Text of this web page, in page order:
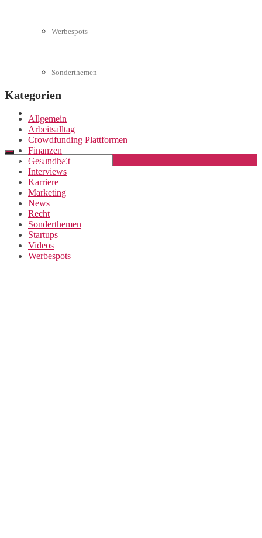
Werbespots
Sonderthemen
Geschäftskonto eröffnen
Kategorien
Allgemein
Arbeitsalltag
Crowdfunding Plattformen
Finanzen
Gesundheit
Interviews
Karriere
Marketing
News
Recht
Sonderthemen
Startups
Videos
Werbespots